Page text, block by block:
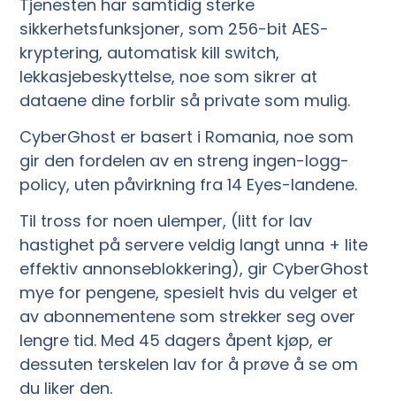
Tjenesten har samtidig sterke
sikkerhetsfunksjoner, som 256-bit AES-
kryptering, automatisk kill switch,
lekkasjebeskyttelse, noe som sikrer at
dataene dine forblir så private som mulig.
CyberGhost er basert i Romania, noe som
gir den fordelen av en streng ingen-logg-
policy, uten påvirkning fra 14 Eyes-landene.
Til tross for noen ulemper, (litt for lav
hastighet på servere veldig langt unna + lite
effektiv annonseblokkering), gir CyberGhost
mye for pengene, spesielt hvis du velger et
av abonnementene som strekker seg over
lengre tid. Med 45 dagers åpent kjøp, er
dessuten terskelen lav for å prøve å se om
du liker den.